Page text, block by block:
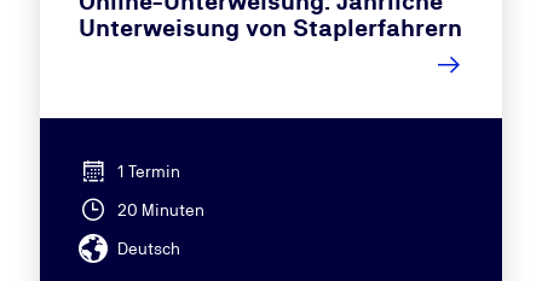
Unterweisung von Staplerfahrern
1 Termin
20 Minuten
Deutsch